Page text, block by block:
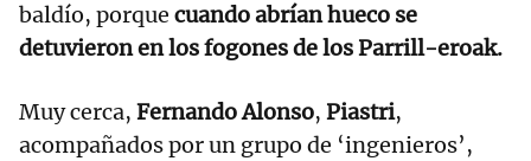
baldío, porque cuando abrían hueco se
detuvieron en los fogones de los Parrill-eroak.
Muy cerca, Fernando Alonso, Piastri,
acompañados por un grupo de ‘ingenieros’,